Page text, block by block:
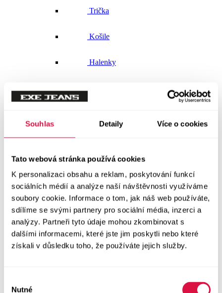
Souhlas Detaily Více o cookies
Tato webová stránka používá cookies
K personalizaci obsahu a reklam, poskytování funkcí
sociálních médií a analýze naší návštěvnosti využíváme
soubory cookie. Informace o tom, jak náš web používáte,
sdílíme se svými partnery pro sociální média, inzerci a
analýzy. Partneři tyto údaje mohou zkombinovat s
dalšími informacemi, které jste jim poskytli nebo které
získali v důsledku toho, že používáte jejich služby.
Nutné
Trička
Košile
Halenky
Vše v kategorii Svetry a mikiny
Mikiny
Svetry
Šaty a sukně
Vše v kategorii Šaty a sukně
NOVINKY
Letní šaty